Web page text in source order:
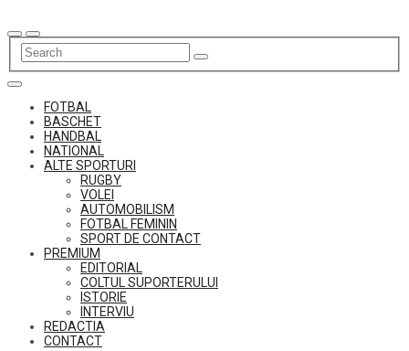
to
content
FOTBAL
BASCHET
HANDBAL
NATIONAL
ALTE SPORTURI
RUGBY
VOLEI
AUTOMOBILISM
FOTBAL FEMININ
SPORT DE CONTACT
PREMIUM
EDITORIAL
COLTUL SUPORTERULUI
ISTORIE
INTERVIU
REDACTIA
CONTACT